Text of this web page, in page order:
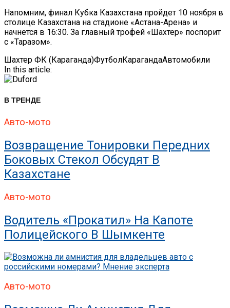
Напомним, финал Кубка Казахстана пройдет 10 ноября в
столице Казахстана на стадионе «Астана-Арена» и
начнется в 16:30. За главный трофей «Шахтер» поспорит
с «Таразом».
Шахтер ФК (Караганда)ФутболКарагандаАвтомобили
In this article:
В ТРЕНДЕ
Авто-мото
Возвращение Тонировки Передних
Боковых Стекол Обсудят В
Казахстане
Авто-мото
Водитель «прокатил» На Капоте
Полицейского В Шымкенте
Авто-мото